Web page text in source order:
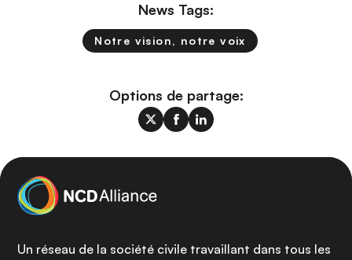
News Tags:
Notre vision, notre voix
Options de partage:
Un réseau de la société civile travaillant dans tous les